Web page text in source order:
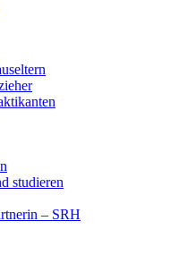
studieren
– SRH